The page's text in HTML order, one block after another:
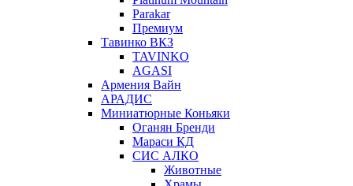
Parakar
Премиум
Тавинко ВКЗ
TAVINKO
AGASI
Армения Вайн
АРАДИС
Миниатюрные Коньяки
Оганян Бренди
Мараси КД
СИС АЛКО
Животные